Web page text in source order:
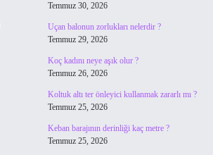
Temmuz 30, 2026
Uçan balonun zorlukları nelerdir ?
Temmuz 29, 2026
Koç kadını neye aşık olur ?
Temmuz 26, 2026
Koltuk altı ter önleyici kullanmak zararlı mı ?
Temmuz 25, 2026
Keban barajının derinliği kaç metre ?
Temmuz 25, 2026